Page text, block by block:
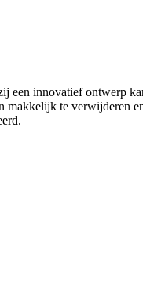
een innovatief ontwerp
makkelijk te verwijderen